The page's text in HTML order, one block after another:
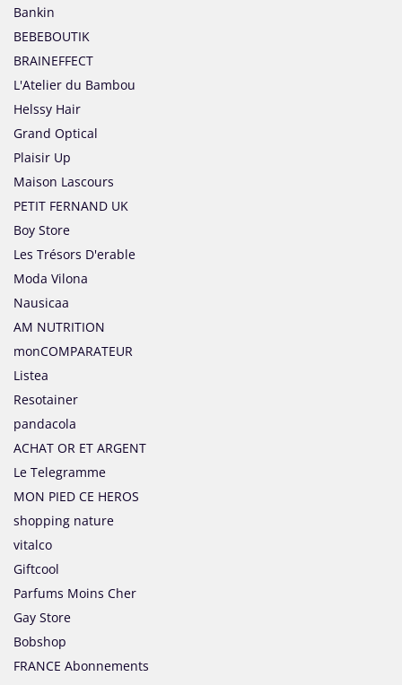
Bankin
BEBEBOUTIK
BRAINEFFECT
L'Atelier du Bambou
Helssy Hair
Grand Optical
Plaisir Up
Maison Lascours
PETIT FERNAND UK
Boy Store
Les Trésors D'erable
Moda Vilona
Nausicaa
AM NUTRITION
monCOMPARATEUR
Listea
Resotainer
pandacola
ACHAT OR ET ARGENT
Le Telegramme
MON PIED CE HEROS
shopping nature
vitalco
Giftcool
Parfums Moins Cher
Gay Store
Bobshop
FRANCE Abonnements